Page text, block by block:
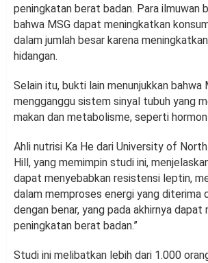
peningkatan berat badan. Para ilmuwan
bahwa MSG dapat meningkatkan
dalam jumlah besar karena
hidangan.
Selain itu, bukti lain menunjukkan bahwa
mengganggu sistem sinyal tubuh yang
makan dan metabolisme, seperti
Ahli nutrisi Ka He dari University of
Hill, yang memimpin studi ini,
dapat menyebabkan resistensi leptin,
dalam memproses energi yang diterima
dengan benar, yang pada akhirnya dapat
peningkatan berat badan.”
Studi ini melibatkan lebih dari 1.000